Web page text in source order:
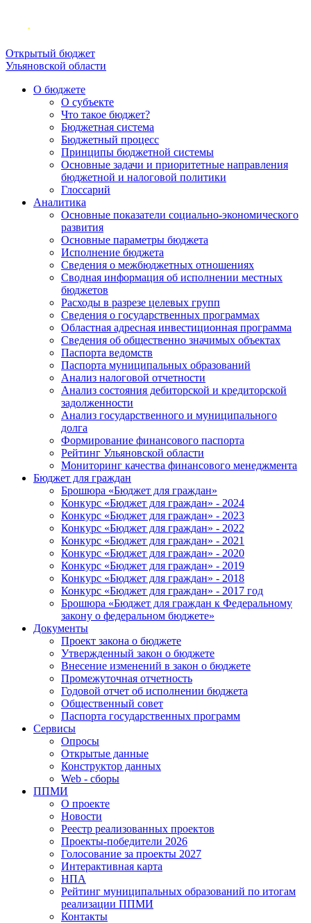
Открытый бюджет
Ульяновской области
О бюджете
О субъекте
Что такое бюджет?
Бюджетная система
Бюджетный процесс
Принципы бюджетной системы
Основные задачи и приоритетные направления
бюджетной и налоговой политики
Глоссарий
Аналитика
Основные показатели социально-экономического
развития
Основные параметры бюджета
Исполнение бюджета
Сведения о межбюджетных отношениях
Сводная информация об исполнении местных
бюджетов
Расходы в разрезе целевых групп
Сведения о государственных программах
Областная адресная инвестиционная программа
Сведения об общественно значимых объектах
Паспорта ведомств
Паспорта муниципальных образований
Анализ налоговой отчетности
Анализ состояния дебиторской и кредиторской
задолженности
Анализ государственного и муниципального
долга
Формирование финансового паспорта
Рейтинг Ульяновской области
Мониторинг качества финансового менеджмента
Бюджет для граждан
Брошюра «Бюджет для граждан»
Конкурс «Бюджет для граждан» - 2024
Конкурс «Бюджет для граждан» - 2023
Конкурс «Бюджет для граждан» - 2022
Конкурс «Бюджет для граждан» - 2021
Конкурс «Бюджет для граждан» - 2020
Конкурс «Бюджет для граждан» - 2019
Конкурс «Бюджет для граждан» - 2018
Конкурс «Бюджет для граждан» - 2017 год
Брошюра «Бюджет для граждан к Федеральному
закону о федеральном бюджете»
Документы
Проект закона о бюджете
Утвержденный закон о бюджете
Внесение изменений в закон о бюджете
Промежуточная отчетность
Годовой отчет об исполнении бюджета
Общественный совет
Паспорта государственных программ
Сервисы
Опросы
Открытые данные
Конструктор данных
Web - сборы
ППМИ
О проекте
Новости
Реестр реализованных проектов
Проекты-победители 2026
Голосование за проекты 2027
Интерактивная карта
НПА
Рейтинг муниципальных образований по итогам
реализации ППМИ
Контакты